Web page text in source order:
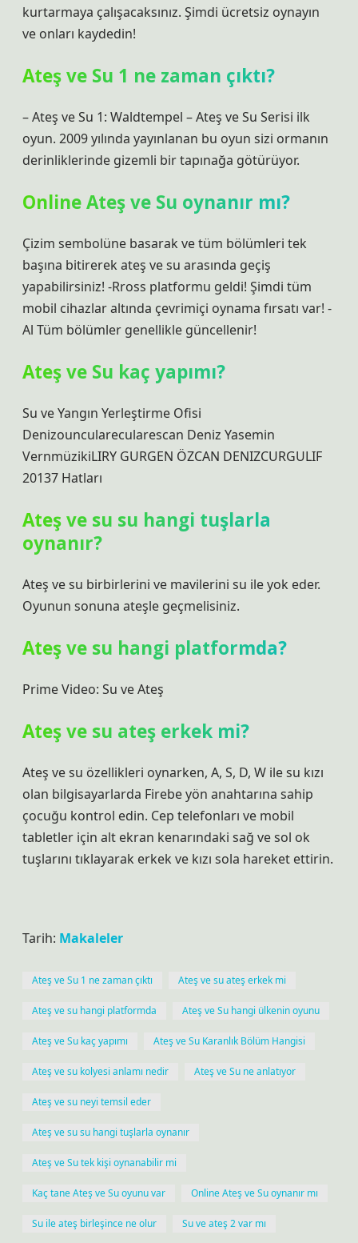
kurtarmaya çalışacaksınız. Şimdi ücretsiz oynayın
ve onları kaydedin!
Ateş ve Su 1 ne zaman çıktı?
– Ateş ve Su 1: Waldtempel – Ateş ve Su Serisi ilk
oyun. 2009 yılında yayınlanan bu oyun sizi ormanın
derinliklerinde gizemli bir tapınağa götürüyor.
Online Ateş ve Su oynanır mı?
Çizim sembolüne basarak ve tüm bölümleri tek
başına bitirerek ateş ve su arasında geçiş
yapabilirsiniz! -Rross platformu geldi! Şimdi tüm
mobil cihazlar altında çevrimiçi oynama fırsatı var! -
Al Tüm bölümler genellikle güncellenir!
Ateş ve Su kaç yapımı?
Su ve Yangın Yerleştirme Ofisi
Denizouncularecularescan Deniz Yasemin
VernmüzikiLIRY GURGEN ÖZCAN DENIZCURGULIF
20137 Hatları
Ateş ve su su hangi tuşlarla
oynanır?
Ateş ve su birbirlerini ve mavilerini su ile yok eder.
Oyunun sonuna ateşle geçmelisiniz.
Ateş ve su hangi platformda?
Prime Video: Su ve Ateş
Ateş ve su ateş erkek mi?
Ateş ve su özellikleri oynarken, A, S, D, W ile su kızı
olan bilgisayarlarda Firebe yön anahtarına sahip
çocuğu kontrol edin. Cep telefonları ve mobil
tabletler için alt ekran kenarındaki sağ ve sol ok
tuşlarını tıklayarak erkek ve kızı sola hareket ettirin.
Tarih: Makaleler
Ateş ve Su 1 ne zaman çıktı Ateş ve su ateş erkek mi
Ateş ve su hangi platformda Ateş ve Su hangi ülkenin oyunu
Ateş ve Su kaç yapımı Ateş ve Su Karanlık Bölüm Hangisi
Ateş ve su kolyesi anlamı nedir Ateş ve Su ne anlatıyor
Ateş ve su neyi temsil eder
Ateş ve su su hangi tuşlarla oynanır
Ateş ve Su tek kişi oynanabilir mi
Kaç tane Ateş ve Su oyunu var Online Ateş ve Su oynanır mı
Su ile ateş birleşince ne olur Su ve ateş 2 var mı